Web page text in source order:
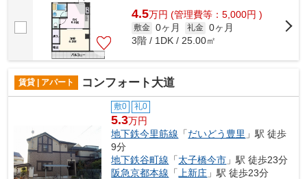
4.5万円 (管理費等：5,000円 )
敷金 0ヶ月 礼金 0ヶ月
3階 / 1DK / 25.00㎡
賃貸 | アパート コンフォート大道
敷0 礼0
5.3万円
地下鉄今里筋線 「だいどう豊里 」駅 徒歩
9分
地下鉄谷町線 「太子橋今市 」駅 徒歩23分
阪急京都本線 「 上新庄 」駅 徒歩23分